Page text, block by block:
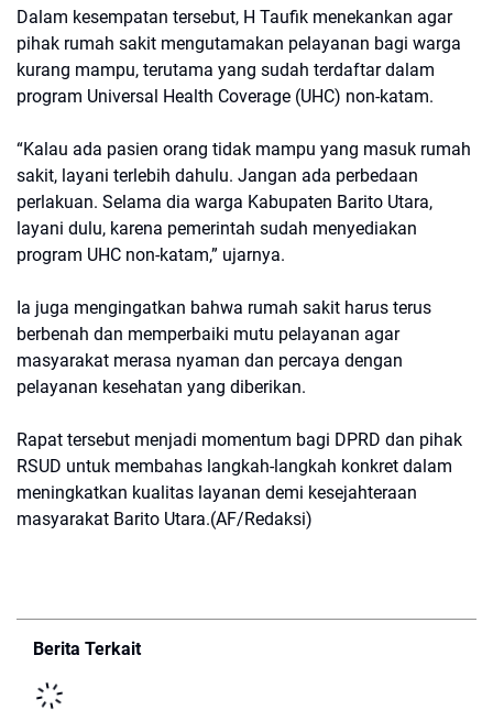
Dalam kesempatan tersebut, H Taufik menekankan agar
pihak rumah sakit mengutamakan pelayanan bagi warga
kurang mampu, terutama yang sudah terdaftar dalam
program Universal Health Coverage (UHC) non-katam.
“Kalau ada pasien orang tidak mampu yang masuk rumah
sakit, layani terlebih dahulu. Jangan ada perbedaan
perlakuan. Selama dia warga Kabupaten Barito Utara,
layani dulu, karena pemerintah sudah menyediakan
program UHC non-katam,” ujarnya.
Ia juga mengingatkan bahwa rumah sakit harus terus
berbenah dan memperbaiki mutu pelayanan agar
masyarakat merasa nyaman dan percaya dengan
pelayanan kesehatan yang diberikan.
Rapat tersebut menjadi momentum bagi DPRD dan pihak
RSUD untuk membahas langkah-langkah konkret dalam
meningkatkan kualitas layanan demi kesejahteraan
masyarakat Barito Utara.(AF/Redaksi)
Berita Terkait